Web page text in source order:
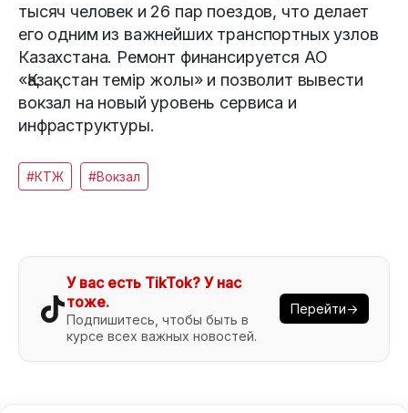
тысяч человек и 26 пар поездов, что делает
его одним из важнейших транспортных узлов
Казахстана. Ремонт финансируется АО
«Қазақстан темір жолы» и позволит вывести
вокзал на новый уровень сервиса и
инфраструктуры.
#КТЖ #Вокзал
У вас есть TikTok? У нас
тоже.
Подпишитесь, чтобы быть в
курсе всех важных новостей.
Перейти→